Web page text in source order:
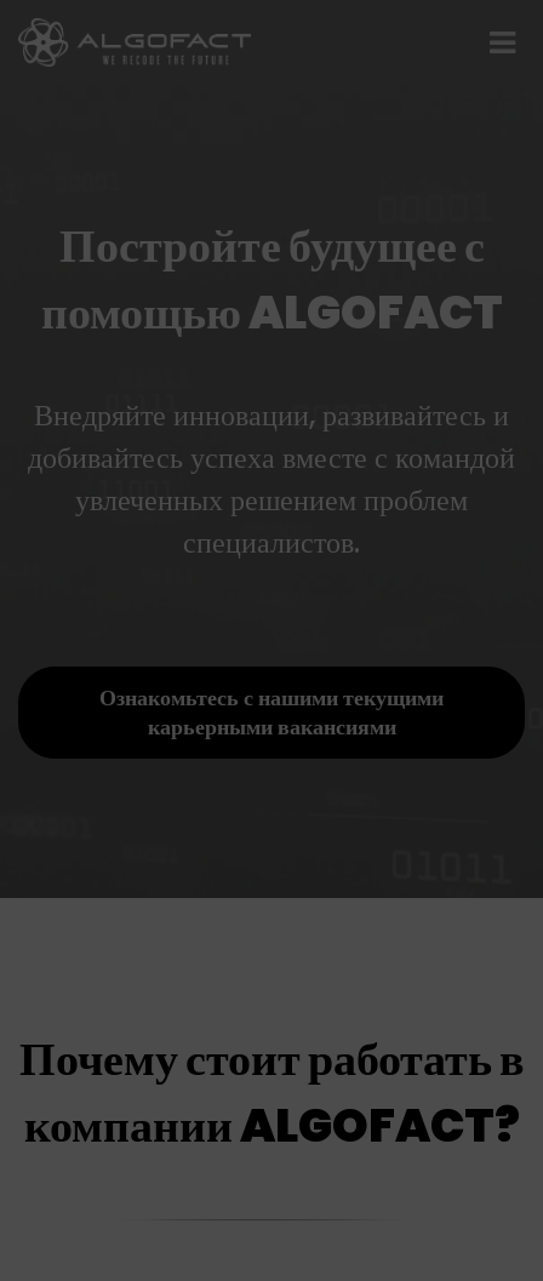
Постройте будущее с
помощью ALGOFACT
Внедряйте инновации, развивайтесь и
добивайтесь успеха вместе с командой
увлеченных решением проблем
специалистов.
Ознакомьтесь с нашими текущими
карьерными вакансиями
Почему стоит работать в
компании ALGOFACT?